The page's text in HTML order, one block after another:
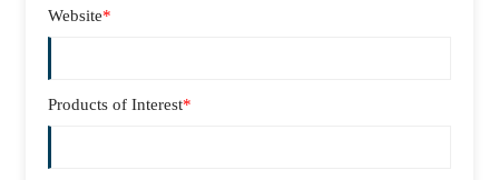
Website*
Products of Interest*